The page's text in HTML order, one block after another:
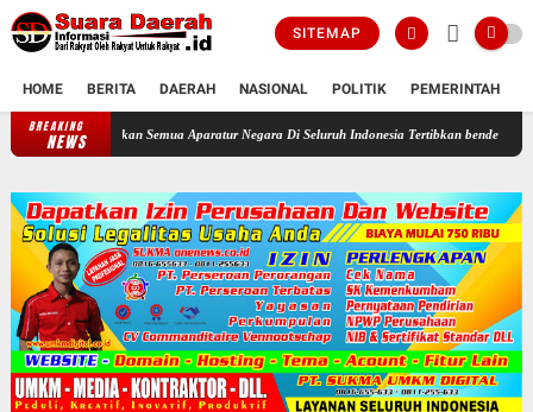
SITEMAP
HOME BERITA DAERAH NASIONAL POLITIK PEMERINTAH
BREAKING
NEWS
Perintahkan Semua Aparatur Negara Di Seluruh Indonesia Tertibkan bendera luntur